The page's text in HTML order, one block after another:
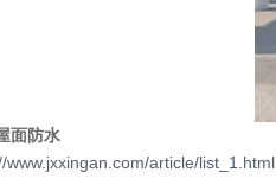
面防水
www.jxxingan.com/article/list_1.html